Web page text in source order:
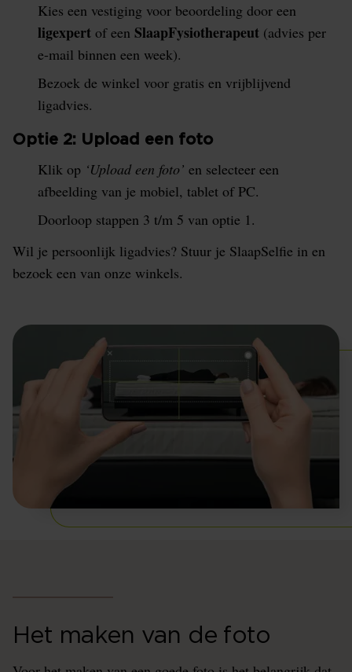
Kies een vestiging voor beoordeling door een
ligexpert of een SlaapFysiotherapeut (advies per
e-mail binnen een week).
Bezoek de winkel voor gratis en vrijblijvend
ligadvies.
Optie 2: Upload een foto
Klik op ‘Upload een foto’ en selecteer een
afbeelding van je mobiel, tablet of PC.
Doorloop stappen 3 t/m 5 van optie 1.
Wil je persoonlijk ligadvies? Stuur je SlaapSelfie in en
bezoek een van onze winkels.
Het maken van de foto